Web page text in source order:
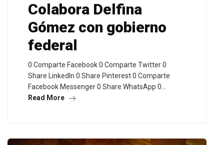
Colabora Delfina
Gómez con gobierno
federal
0 Comparte Facebook 0 Comparte Twitter 0
Share LinkedIn 0 Share Pinterest 0 Comparte
Facebook Messenger 0 Share WhatsApp 0…
Read More